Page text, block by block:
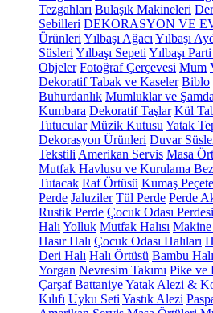
Tezgahları Bulaşık Makineleri
Sebilleri DEKORASYON VE
Ürünleri Yılbaşı Ağacı Yılbaşı
Süsleri Yılbaşı Sepeti Yılbaşı
Objeler Fotoğraf Çerçevesi Mum
Dekoratif Tabak ve Kaseler Biblo
Buhurdanlık Mumluklar ve
Kumbara Dekoratif Taşlar Kül
Tutucular Müzik Kutusu Yatak
Dekorasyon Ürünleri Duvar
Tekstili Amerikan Servis Masa
Mutfak Havlusu ve Kurulama
Tutacak Raf Örtüsü Kumaş Peçete
Perde Jaluziler Tül Perde Perde
Rustik Perde Çocuk Odası Perdesi
Halı Yolluk Mutfak Halısı Makine
Hasır Halı Çocuk Odası Halıları
Deri Halı Halı Örtüsü Bambu Halı
Yorgan Nevresim Takımı Pike ve
Çarşaf BattaniyeYatak Alezi &
Kılıfı Uyku Seti Yastık Alezi